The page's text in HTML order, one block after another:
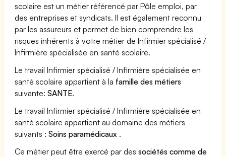
scolaire est un métier référencé par Pôle emploi, par
des entreprises et syndicats. Il est également reconnu
par les assureurs et permet de bien comprendre les
risques inhérents à votre métier de Infirmier spécialisé /
Infirmière spécialisée en santé scolaire.
Le travail Infirmier spécialisé / Infirmière spécialisée en
santé scolaire appartient à la famille des métiers
suivante:SANTE.
Le travail Infirmier spécialisé / Infirmière spécialisée en
santé scolaire appartient au domaine des métiers
suivants :Soins paramédicaux .
Ce métier peut être exercé par dessociétés comme de